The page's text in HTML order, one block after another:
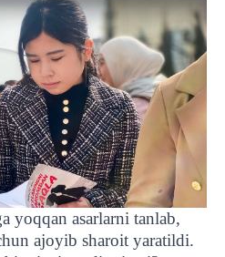
yoqqan asarlarni tanlab,
ajoyib sharoit yaratildi.